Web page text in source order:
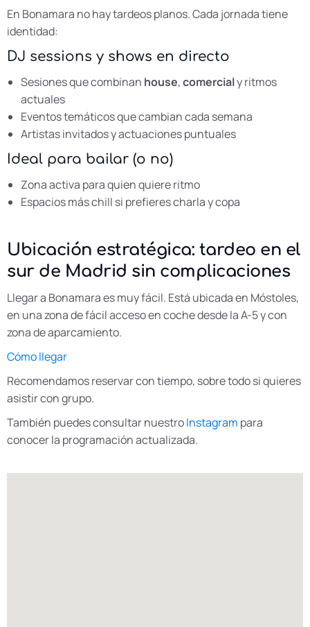
En Bonamara no hay tardeos planos. Cada jornada tiene
identidad:
DJ sessions y shows en directo
Sesiones que combinan house,comercialy ritmos
actuales
Eventos temáticos que cambian cada semana
Artistas invitados y actuaciones puntuales
Ideal para bailar (o no)
Zona activa para quien quiere ritmo
Espacios más chill si prefieres charla y copa
Ubicación estratégica: tardeo en el
sur de Madrid sin complicaciones
Llegar a Bonamara es muy fácil. Está ubicada en Móstoles,
en una zona de fácil acceso en coche desde la A-5 y con
zona de aparcamiento.
Cómo llegar
Recomendamos reservar con tiempo, sobre todo si quieres
asistir con grupo.
También puedes consultar nuestroInstagram para
conocer la programación actualizada.